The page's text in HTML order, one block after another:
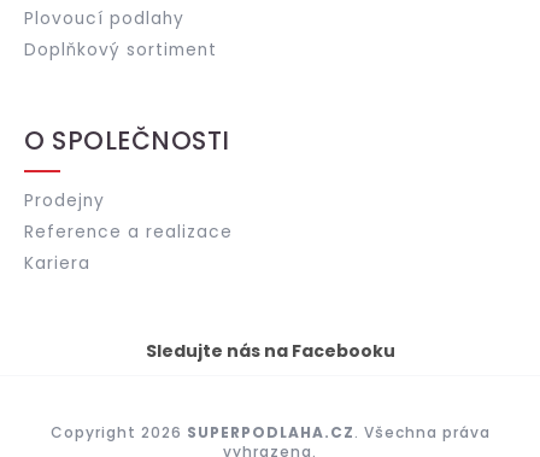
Plovoucí podlahy
Doplňkový sortiment
O SPOLEČNOSTI
Prodejny
Reference a realizace
Kariera
Sledujte nás na Facebooku
Copyright 2026 SUPERPODLAHA.CZ. Všechna práva
vyhrazena.